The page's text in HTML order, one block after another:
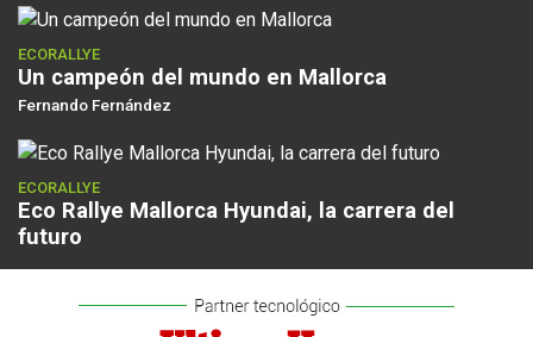
ECORALLYE
Un campeón del mundo en Mallorca
Fernando Fernández
ECORALLYE
Eco Rallye Mallorca Hyundai, la carrera del
futuro